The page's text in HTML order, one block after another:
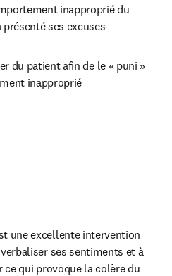
inapproprié du
ses excuses
du patient afin de le « puni »
inapproprié
une excellente intervention
ses sentiments et à
ce qui provoque la colère du